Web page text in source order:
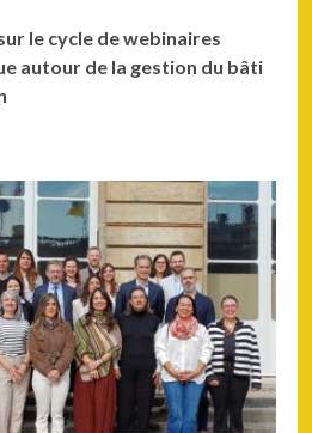
le cycle de webinaires
autour de la gestion du bâti